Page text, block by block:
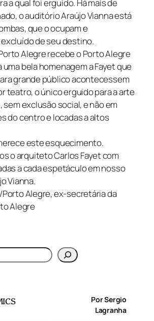
a qual foi erguido. Há mais de
o auditório Araújo Vianna está
que o ocupam e
de seu destino.
Alegre recebe o Porto Alegre
uma bela homenagem a Fayet que
grande público acontecessem
teatro, o único erguido para a arte
sem exclusão social, e não em
do centro e locadas a altos
este esquecimento.
o arquiteto Carlos Fayet com
a cada espetáculo em nosso
Vianna.
Porto Alegre, ex-secretária da
Alegre
Por Sergio
Lagranha